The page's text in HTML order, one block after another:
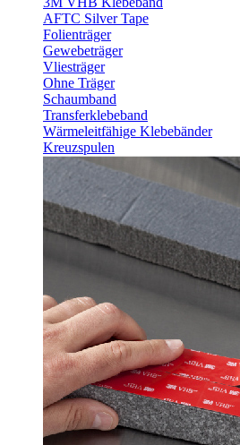
AFTC Silver Tape
Folienträger
Gewebeträger
Vliesträger
Ohne Träger
Schaumband
Transferklebeband
Wärmeleitfähige Klebebänder
Kreuzspulen